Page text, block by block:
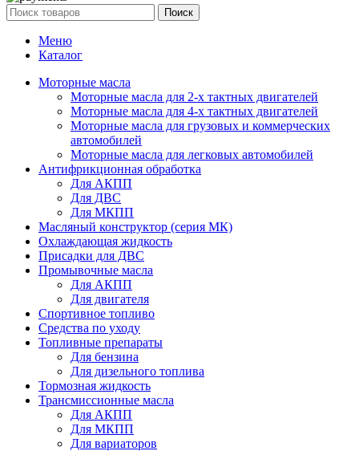
Поиск
Меню
Каталог
Моторные масла
Моторные масла для 2-х тактных двигателей
Моторные масла для 4-х тактных двигателей
Моторные масла для грузовых и коммерческих
автомобилей
Моторные масла для легковых автомобилей
Антифрикционная обработка
Для АКПП
Для ДВС
Для МКПП
Масляный конструктор (серия МК)
Охлаждающая жидкость
Присадки для ДВС
Промывочные масла
Для АКПП
Для двигателя
Спортивное топливо
Средства по уходу
Топливные препараты
Для бензина
Для дизельного топлива
Тормозная жидкость
Трансмиссионные масла
Для АКПП
Для МКПП
Для вариаторов